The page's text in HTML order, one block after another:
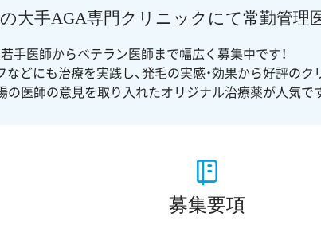
の大手AGA専門クリニックにて常勤管理
手医師からベテラン医師まで幅広く募集中です！
などにも治療を実践し、発毛の実感・効果から好評の
の医師の意見を取り入れたオリジナル治療薬が人気で
募集要項